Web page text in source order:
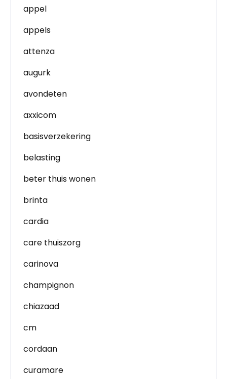
appel
appels
attenza
augurk
avondeten
axxicom
basisverzekering
belasting
beter thuis wonen
brinta
cardia
care thuiszorg
carinova
champignon
chiazaad
cm
cordaan
curamare